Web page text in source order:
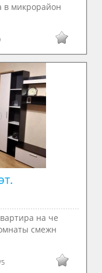
в микрорайон
нa че
смежн